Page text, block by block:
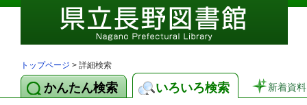
トップページ > 詳細検索
かんたん検索 いろいろ検索 新着資料